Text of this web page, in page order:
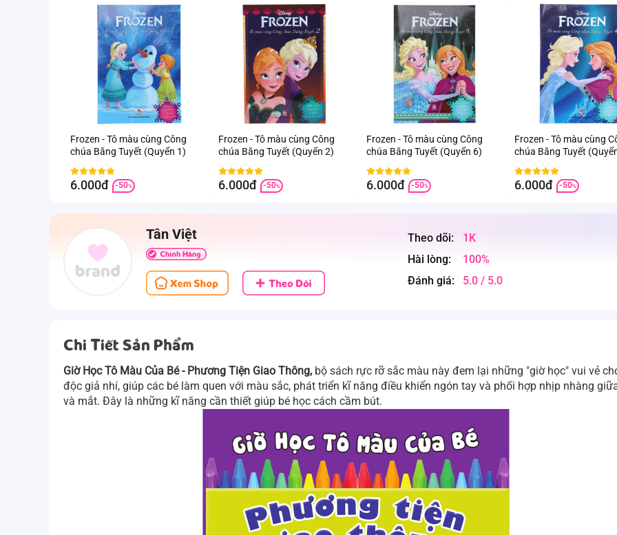
Frozen - Tô màu cùng Công
chúa Băng Tuyết (Quyển 1)
6.000đ -50%
Frozen - Tô màu cùng Công
chúa Băng Tuyết (Quyển 2)
6.000đ -50%
Frozen - Tô màu cùng Công
chúa Băng Tuyết (Quyển 6)
6.000đ -50%
Frozen - Tô màu cùng
chúa Băng Tuyết
6.000đ -50%
Tân Việt Theo dõi:
1K
Hài lòng:
100%
Đánh giá:
5.0 / 5.0
Chi Tiết Sản Phẩm
Giờ Học Tô Màu Của Bé - Phương Tiện Giao Thông, bộ sách rực rỡ sắc màu này đem lại những "giờ học" vui vẻ
độc giả nhí, giúp các bé làm quen với màu sắc, phát triển kĩ năng điều khiển ngón tay và phối hợp nhịp nhàng
và mắt. Đây là những kĩ năng cần thiết giúp bé học cách cầm bút.